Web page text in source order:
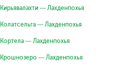
Кирьявалахти — Лахденпохья
Колатсельга — Лахденпохья
Кортела — Лахденпохья
Крошнозеро — Лахденпохья